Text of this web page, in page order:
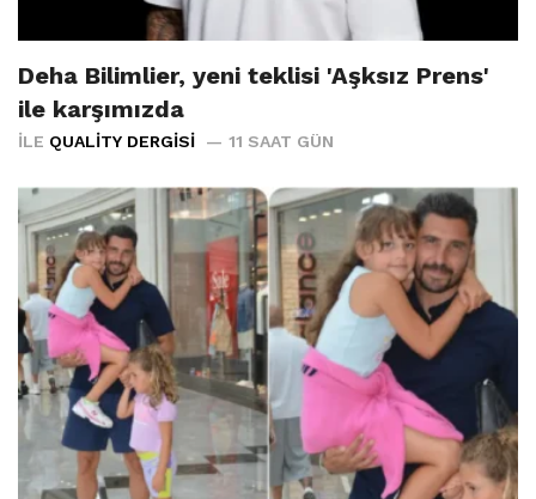
Deha Bilimlier, yeni teklisi 'Aşksız Prens'
ile karşımızda
İLE QUALITY DERGISI 11 SAAT GÜN